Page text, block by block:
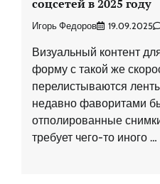
соцсетей в 2025 году
Игорь Федоров 19.09.2025
Визуальный контент
форму с такой же
перелистываются
недавно фаворитами
отполированные
требует чего-то иного …